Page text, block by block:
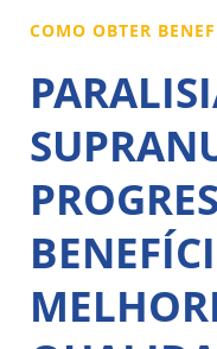
COMO OBTER